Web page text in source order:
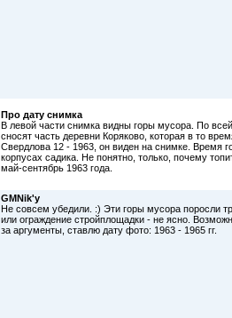
Про дату снимка
В левой части снимка видны горы мусора. По
сносят часть деревни Коряково, которая в то
Свердлова 12 - 1963, он виден на снимке. Время
корпусах садика. Не понятно, только, почему
май-сентябрь 1963 года.
GMNik'у
Не совсем убедили. :) Эти горы мусора поросли
или ограждение стройплощадки - не ясно.
за аргументы, ставлю дату фото: 1963 - 1965 гг.